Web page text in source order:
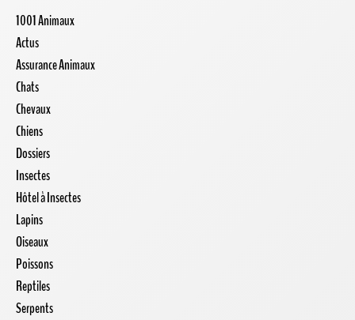
1001 Animaux
Actus
Assurance Animaux
Chats
Chevaux
Chiens
Dossiers
Insectes
Hôtel à Insectes
Lapins
Oiseaux
Poissons
Reptiles
Serpents